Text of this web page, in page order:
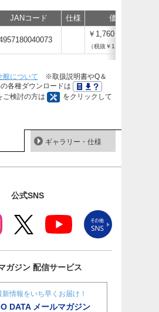
JANコード 仕様 価格
￥1,760
（税抜￥1,600）
般について ※取扱説明書やQ＆
各種ダウンロードは
ご検討の方は
をクリックして
ギャラリー・仕様
公式SNS
ガジン 配信サービス
新情報をいち早くお届け！
DATA メールマガジン